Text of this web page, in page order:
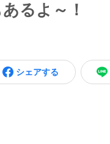
るよ～！
シェアする